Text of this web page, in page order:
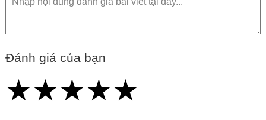
Đánh giá của bạn
★
★★
★★★
★★★★
★★★★★